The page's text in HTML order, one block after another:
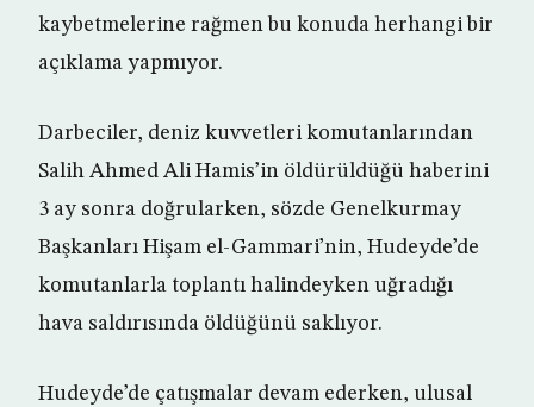
kaybetmelerine rağmen bu konuda herhangi bir
açıklama yapmıyor.
Darbeciler, deniz kuvvetleri komutanlarından
Salih Ahmed Ali Hamis’in öldürüldüğü haberini
3 ay sonra doğrularken, sözde Genelkurmay
Başkanları Hişam el-Gammari’nin, Hudeyde’de
komutanlarla toplantı halindeyken uğradığı
hava saldırısında öldüğünü saklıyor.
Hudeyde’de çatışmalar devam ederken, ulusal